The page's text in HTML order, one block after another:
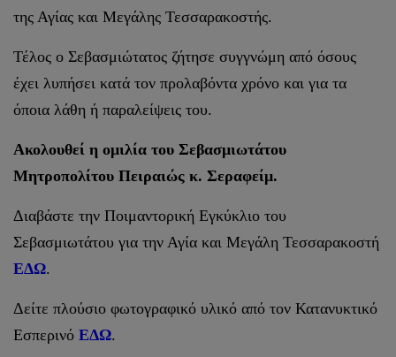
της Αγίας και Μεγάλης Τεσσαρακοστής.
Τέλος ο Σεβασμιώτατος ζήτησε συγγνώμη από όσους
έχει λυπήσει κατά τον προλαβόντα χρόνο και για τα
όποια λάθη ή παραλείψεις του.
Ακολουθεί η ομιλία του Σεβασμιωτάτου
Μητροπολίτου Πειραιώς κ. Σεραφείμ.
Διαβάστε την Ποιμαντορική Εγκύκλιο του
Σεβασμιωτάτου για την Αγία και Μεγάλη Τεσσαρακοστή
ΕΔΩ.
Δείτε πλούσιο φωτογραφικό υλικό από τον Κατανυκτικό
Εσπερινό ΕΔΩ.